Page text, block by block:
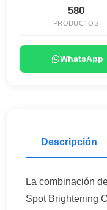
580
PRODUCTOS
WhatsApp
Descripción
La combinación
Spot Brightening